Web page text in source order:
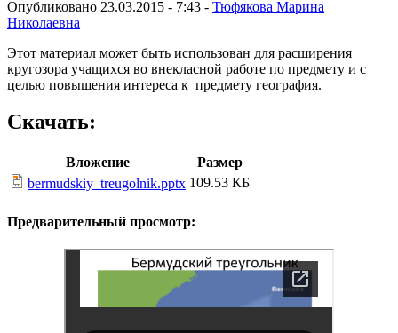
Опубликовано 23.03.2015 - 7:43 - Тюфякова Марина
Николаевна
Этот материал может быть использован для расширения
кругозора учащихся во внекласной работе по предмету и с
целью повышения интереса к предмету география.
Скачать:
Вложение
Размер
bermudskiy_treugolnik.pptx 109.53 КБ
Предварительный просмотр: